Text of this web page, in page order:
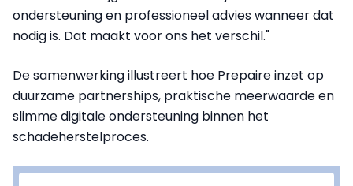
ondersteuning en professioneel advies wanneer dat
nodig is. Dat maakt voor ons het verschil."
De samenwerking illustreert hoe Prepaire inzet op
duurzame partnerships, praktische meerwaarde en
slimme digitale ondersteuning binnen het
schadeherstelproces.